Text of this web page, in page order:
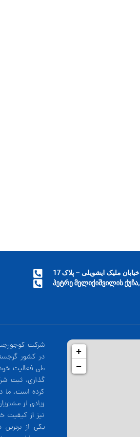
ملیک ایشویلی – پلاک 17
شرکت
طی فعالیت خود
گذاری، ثبت
کرده است. ما
زیادی از
نیز از کیفیت
یکی از
+
−